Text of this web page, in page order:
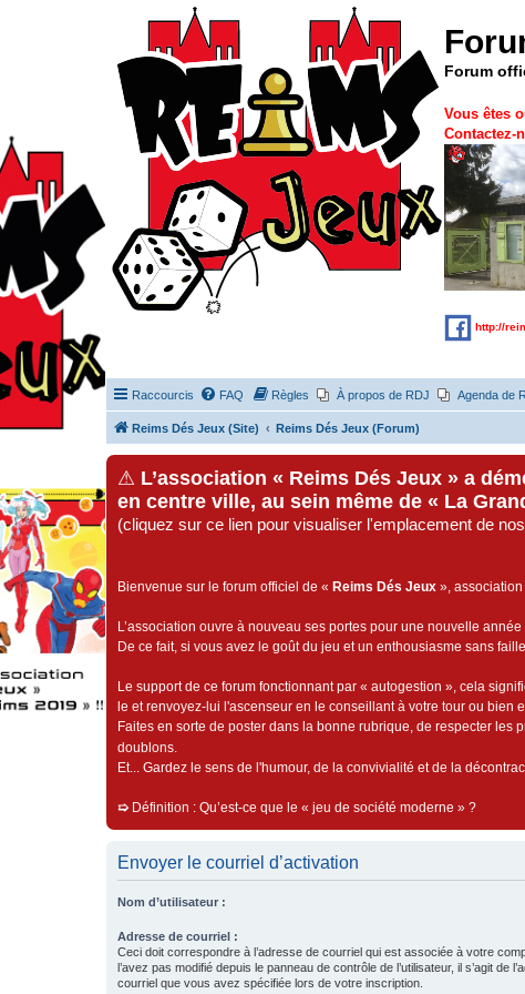
Forum
Vous êtes
Contactez-
http://
Raccourcis FAQ Règles À propos de RDJ Agenda de
Reims Dés Jeux (Site) Reims Dés Jeux (Forum)
⚠ L’association « Reims Dés Jeux » a
en centre ville, au sein même de « La
(cliquez sur ce lien pour visualiser l'emplacement de
Bienvenue sur le forum officiel de « Reims Dés Jeux »,
L’association ouvre à nouveau ses portes pour une nouvelle
De ce fait, si vous avez le goût du jeu et un enthousiasme sans
Le support de ce forum fonctionnant par « autogestion », cela
le et renvoyez-lui l'ascenseur en le conseillant à votre tour ou
Faites en sorte de poster dans la bonne rubrique, de respecter
doublons.
Et... Gardez le sens de l'humour, de la convivialité et de la
➯ Définition : Qu’est-ce que le « jeu de société moderne » ?
Envoyer le courriel d’activation
Nom d’utilisateur :
Adresse de courriel :
Ceci doit correspondre à l’adresse de courriel qui est associée à votre
l’avez pas modifié depuis le panneau de contrôle de l’utilisateur, il s’agit de
courriel que vous avez spécifiée lors de votre inscription.